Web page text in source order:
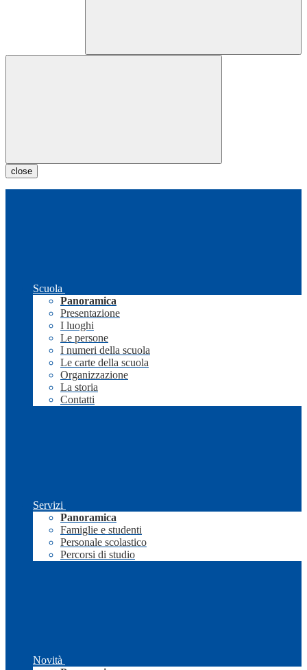
close
Scuola
Panoramica
Presentazione
I luoghi
Le persone
I numeri della scuola
Le carte della scuola
Organizzazione
La storia
Contatti
Servizi
Panoramica
Famiglie e studenti
Personale scolastico
Percorsi di studio
Novità